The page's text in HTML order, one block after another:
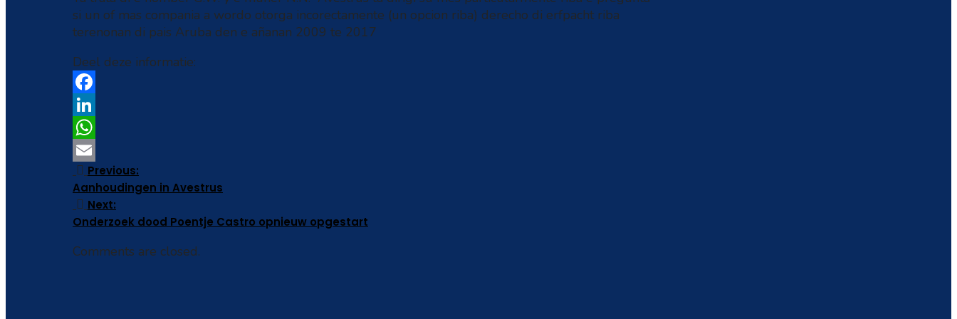
si un of mas compania a wordo otorga incorectamente (un opcion riba) derecho di erfpacht riba
terenonan di pais Aruba den e añanan 2009 te 2017
Deel deze informatie:
Facebook
LinkedIn
WhatsApp
EmailPrevious:
Aanhoudingen in Avestrus
Next:
Onderzoek dood Poentje Castro opnieuw opgestart
Comments are closed.